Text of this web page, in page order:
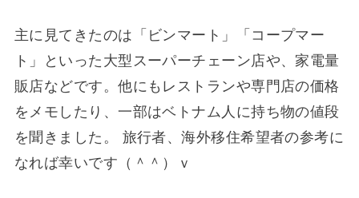
主に見てきたのは「ビンマート」「コープマー
ト」といった大型スーパーチェーン店や、家電量
販店などです。他にもレストランや専門店の価格
をメモしたり、一部はベトナム人に持ち物の値段
を聞きました。 旅行者、海外移住希望者の参考に
なれば幸いです（＾＾）ｖ